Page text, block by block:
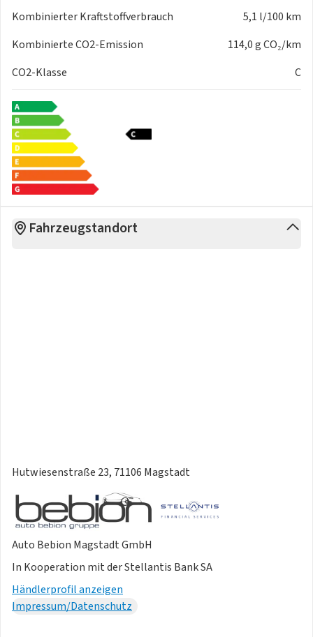
Kombinierter Kraftstoffverbrauch
5,1 l/100 km
Kombinierte CO2-Emission
114,0 g CO₂/km
CO2-Klasse
C
Fahrzeugstandort
Hutwiesenstraße 23, 71106 Magstadt
Auto Bebion Magstadt GmbH
In Kooperation mit der Stellantis Bank SA
Händlerprofil anzeigen
Impressum/Datenschutz